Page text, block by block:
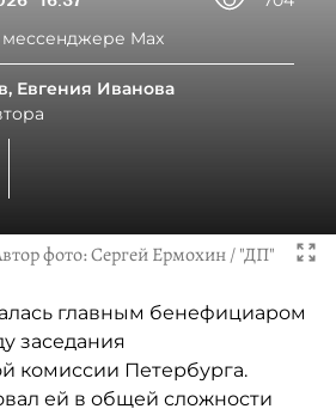
мессенджере Max
Евгения Иванова
фото:Сергей Ермохин / "ДП"
главным бенефициаром
заседания
комиссии Петербурга.
ей в общей сложности